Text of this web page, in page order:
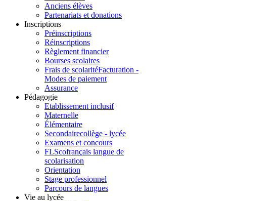
Anciens élèves
Partenariats et donations
Inscriptions
Préinscriptions
Réinscriptions
Règlement financier
Bourses scolaires
Frais de scolaritéFacturation -
Modes de paiement
Assurance
Pédagogie
Etablissement inclusif
Maternelle
Élémentaire
Secondairecollège - lycée
Examens et concours
FLScofrançais langue de
scolarisation
Orientation
Stage professionnel
Parcours de langues
Vie au lycée